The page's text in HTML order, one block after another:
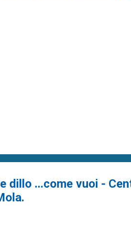
dillo ...come vuoi -